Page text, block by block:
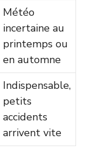
Météo
incertaine au
printemps ou
en automne
Indispensable,
petits
accidents
arrivent vite